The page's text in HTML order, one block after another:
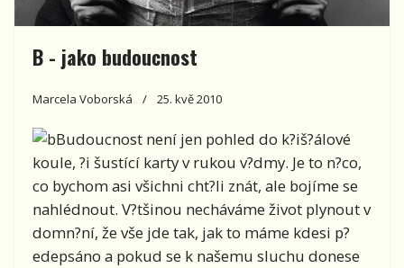
B - jako budoucnost
Marcela Voborská 25. kvě 2010
Budoucnost není jen pohled do k?iš?álové
koule, ?i šustící karty v rukou v?dmy. Je to n?co,
co bychom asi všichni cht?li znát, ale bojíme se
nahlédnout. V?tšinou necháváme život plynout v
domn?ní, že vše jde tak, jak to máme kdesi p?
edepsáno a pokud se k našemu sluchu donese